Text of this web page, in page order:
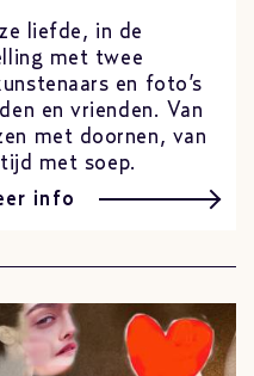
liefde, in de
met twee
en foto’s
en vrienden. Van
met doornen, van
met soep.
info